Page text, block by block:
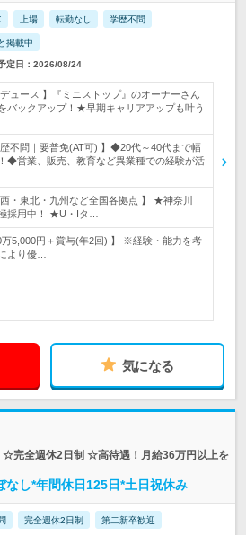
上場 転勤なし 学歴不問
掲載中
定日：2026/08/24
デュース 】『ミニストップ』のオーナーさん
バックアップ！★早期キャリアアップも叶う
歴不問｜要普免(AT可) 】◆20代～40代まで幅
◆営業、販売、教育など異業種での経験が活
西・東北・九州など全国各拠点 】 ★神奈川
採用中！ ★U・Iタ…
万5,000円＋賞与(年2回) 】 ※経験・能力を考
より優…
気になる
☆完全週休2日制 ☆高待遇！月給36万円以上を
なし*年間休日125日*土日祝休み
完全週休2日制 第二新卒歓迎